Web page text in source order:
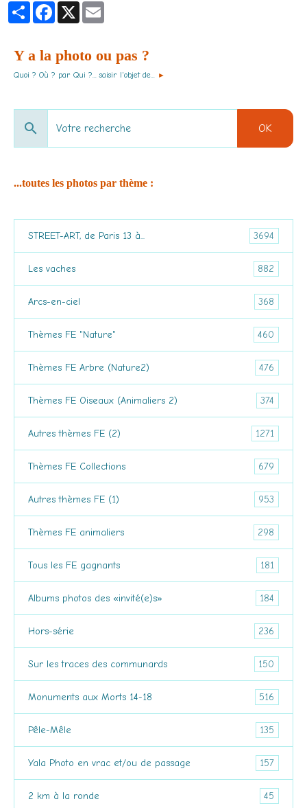
PartagerFacebook
X
Y a la photo ou pas ?
Quoi ? Où ? par Qui ?... saisir l'objet de... ►
OK
...toutes les photos par thème :
STREET-ART, de Paris 13 à... 3694
Les vaches 882
Arcs-en-ciel 368
Thèmes FE "Nature" 460
Thèmes FE Arbre (Nature2) 476
Thèmes FE Oiseaux (Animaliers 2) 374
Autres thèmes FE (2) 1271
Thèmes FE Collections 679
Autres thèmes FE (1) 953
Thèmes FE animaliers 298
Tous les FE gagnants 181
Albums photos des «invité(e)s» 184
Hors-série 236
Sur les traces des communards 150
Monuments aux Morts 14-18 516
Pêle-Mêle 135
Yala Photo en vrac et/ou de passage 157
2 km à la ronde 45